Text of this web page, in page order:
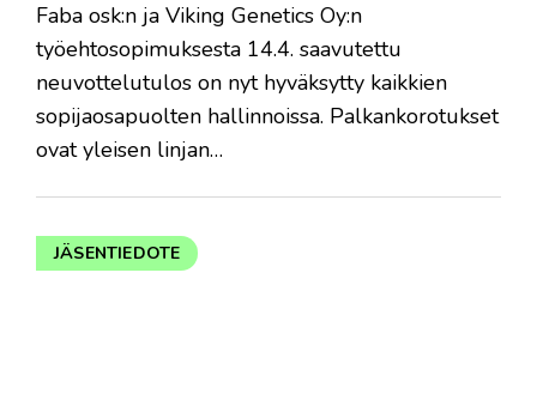
Faba osk:n ja Viking Genetics Oy:n
työehtosopimuksesta 14.4. saavutettu
neuvottelutulos on nyt hyväksytty kaikkien
sopijaosapuolten hallinnoissa. Palkankorotukset
ovat yleisen linjan…
JÄSENTIEDOTE